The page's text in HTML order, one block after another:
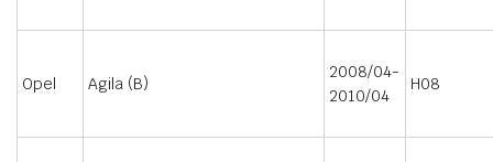
Opel Agila (B)
2008/04-
2010/04
H08